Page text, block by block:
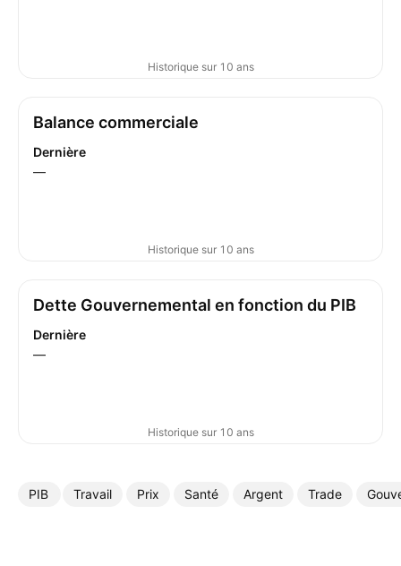
Historique sur 10 ans
Balance commerciale
Dernière
—
Historique sur 10 ans
Dette Gouvernemental en fonction du PIB
Dernière
—
Historique sur 10 ans
PIB Travail Prix Santé Argent Trade
Plus